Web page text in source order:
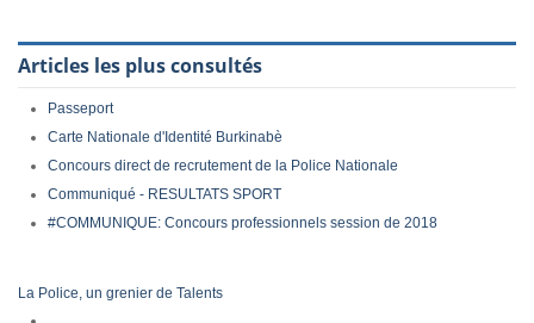
Articles les plus consultés
Passeport
Carte Nationale d'Identité Burkinabè
Concours direct de recrutement de la Police Nationale
Communiqué - RESULTATS SPORT
#COMMUNIQUE: Concours professionnels session de 2018
La Police, un grenier de Talents